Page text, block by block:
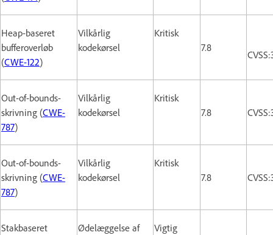
Heap-baseret
bufferoverløb
(CWE-122)
Vilkårlig
kodekørsel
Kritisk
7.8
Out-of-bounds-
skrivning (CWE-
787)
Vilkårlig
kodekørsel
Kritisk
7.8
Out-of-bounds-
skrivning (CWE-
787)
Vilkårlig
kodekørsel
Kritisk
7.8
Stakbaseret
Ødelæggelse af
Vigtig